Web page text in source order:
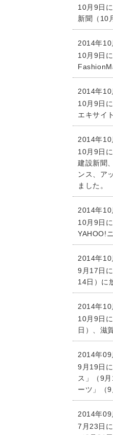
10月9日
新聞（10
2014年10
10月9日
2014年10
10月9日
エキサイ
2014年10
10月9日
建設新聞
ンス、ア
ました。
2014年10
10月9日
YAHOO!
2014年10
9月17日
14日）に
2014年10
10月9日
日）、滋
2014年09
9月19日
ス」（9
ーツ」（
2014年09
7月23日